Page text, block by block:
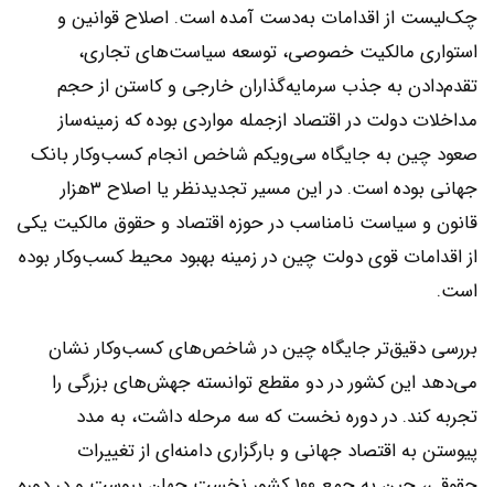
چک‌لیست از اقدامات به‌دست آمده است. اصلاح قوانین و
استواری مالکیت خصوصی، توسعه سیاست‌های تجاری،
تقدم‌دادن به جذب سرمایه‌گذاران خارجی و کاستن از حجم
مداخلات دولت در اقتصاد ازجمله مواردی بوده که زمینه‌ساز
صعود چین به جایگاه سی‌ویکم شاخص انجام کسب‌وکار بانک
جهانی بوده است. در این مسیر تجدیدنظر یا اصلاح ۳هزار
قانون و سیاست نامناسب در حوزه اقتصاد و حقوق مالکیت یکی
از اقدامات قوی دولت چین در زمینه بهبود محیط کسب‌و‌کار بوده
است.
بررسی دقیق‌تر جایگاه چین در شاخص‌های کسب‌وکار نشان
می‌دهد این کشور در دو مقطع توانسته جهش‌های بزرگی را
تجربه کند. در دوره نخست که سه مرحله داشت، به مدد
پیوستن به اقتصاد جهانی و بارگزاری دامنه‌ای از تغییرات